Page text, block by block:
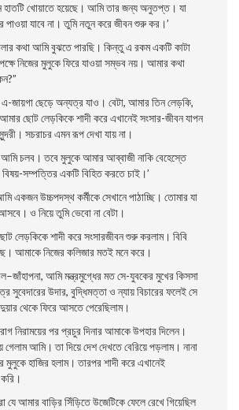
হাতটি খােয়াতে হয়েছে। আমি তার জন্য অনুতপ্ত। যা
পাওয়া যাবে না। তুমি নতুন করে জীবন শুরু কর।’
কথা আমি বুঝতে পারছি। কিন্তু এ রকম একটি কাটা
নিজের মুলুকে ফিরে যাওয়া সম্ভব নয়। আমার কথা
জায়গা ছেড়ে অন্যত্র যাও। বেটা, আমার তিন লেড়কি,
ছােট লেড়কিকে শাদী করে এখানেই সংসার-জীবন যাপন
সচরাচর এমন রূপ দেখা যায় না।
আমি চলব। তবে মুলুকে আমার আব্বাজী নাকি বেহেস্তে
সম্পত্তির একটি বিহিত করতে চাই।’
উচ্চপদস্থ কর্মীকে সেখানে পাঠাচ্ছি। তােমার যা
ও নিয়ে তুমি ভেবাে না বেটা।
লেড়কিকে শাদী করে সংসারজীবন শুরু করলাম। বিবি
আমাকে নিজের কলিজার মতই মনে করে।
আমি মন্ত্রমুগ্ধের মত সে-যুবকের মুখের কিসসা
সুবেদারের উদার, বুদ্ধিমত্তা ও ন্যায় বিচারের ফলেই সে
থেকে ফিরে আসতে পেরেছিলাম।
নিরাময়ের পর প্রচুর দিনার আমাকে উপহার দিলেন।
গেলাম আমি। তা দিয়ে দেশ দেখতে বেরিয়ে পড়লাম। নানা
হাজির হলাম। তারপর শাদী করে এখানেই
যে আমার বাড়ির সিঁড়িতে উজেটিকে ফেলে রেখে গিয়েছিল